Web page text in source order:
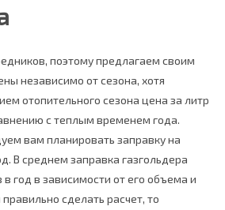
поэтому предлагаем своим
независимо от сезона, хотя
отопительного сезона цена за литр
с теплым временем года.
вам планировать заправку на
В среднем заправка газгольдера
в год в зависимости от его объема и
сделать расчет, то